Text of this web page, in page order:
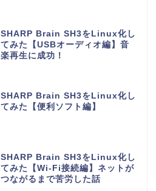
SHARP Brain SH3をLinux化し
てみた【USBオーディオ編】音
楽再生に成功！
SHARP Brain SH3をLinux化し
てみた【便利ソフト編】
SHARP Brain SH3をLinux化し
てみた【Wi-Fi接続編】ネットが
つながるまで苦労した話